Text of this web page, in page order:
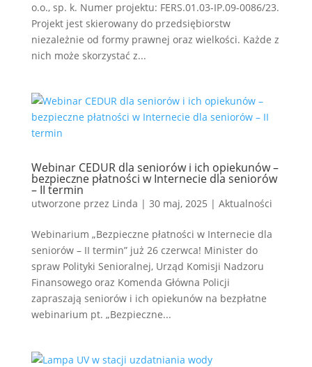
o.o., sp. k. Numer projektu: FERS.01.03-IP.09-0086/23.
Projekt jest skierowany do przedsiębiorstw
niezależnie od formy prawnej oraz wielkości. Każde z
nich może skorzystać z...
Webinar CEDUR dla seniorów i ich opiekunów –
bezpieczne płatności w Internecie dla seniorów
– II termin
utworzone przez Linda | 30 maj, 2025 | Aktualności
Webinarium „Bezpieczne płatności w Internecie dla
seniorów – II termin” już 26 czerwca! Minister do
spraw Polityki Senioralnej, Urząd Komisji Nadzoru
Finansowego oraz Komenda Główna Policji
zapraszają seniorów i ich opiekunów na bezpłatne
webinarium pt. „Bezpieczne...